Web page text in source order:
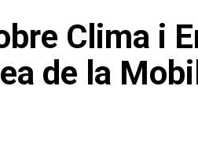
Clima i
de la